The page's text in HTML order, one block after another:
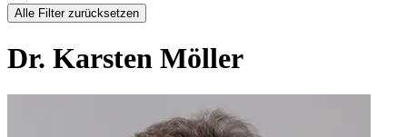
Alle Filter zurücksetzen
Dr. Karsten Möller